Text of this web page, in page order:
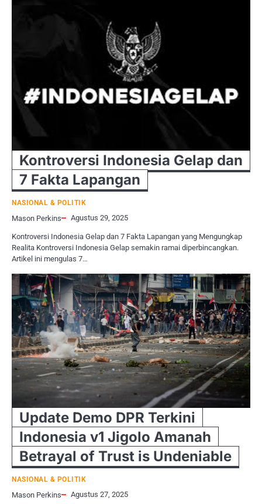
Kontroversi Indonesia Gelap dan
7 Fakta Lapangan
NASIONAL & POLITIK
Mason Perkins Agustus 29, 2025
Kontroversi Indonesia Gelap dan 7 Fakta Lapangan yang Mengungkap
Realita Kontroversi Indonesia Gelap semakin ramai diperbincangkan.
Artikel ini mengulas 7…
Update Demo DPR Terkini
Indonesia v1 Jigolo Amanah
Betrayal of Trust is Undeniable
NASIONAL & POLITIK
Mason Perkins Agustus 27, 2025